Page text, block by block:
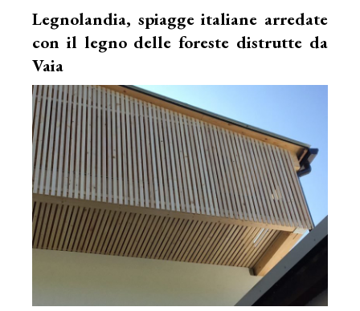
Legnolandia, spiagge italiane arredate
con il legno delle foreste distrutte da
Vaia